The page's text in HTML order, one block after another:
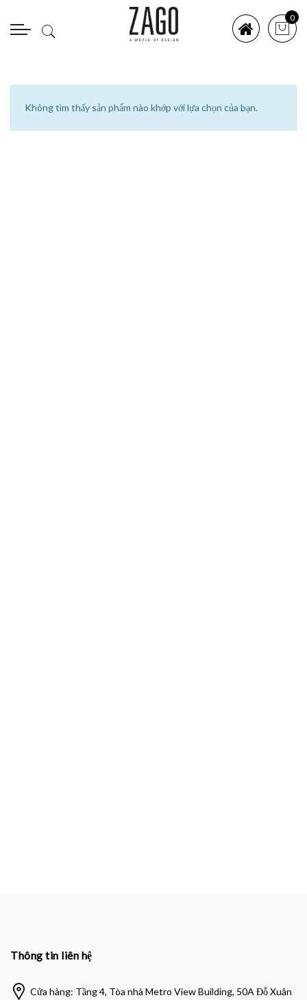
0
Không tìm thấy sản phẩm nào khớp với lựa chọn của bạn.
Thông tin liên hệ
Cửa hàng: Tầng 4, Tòa nhà Metro View Building, 50A Đỗ Xuân